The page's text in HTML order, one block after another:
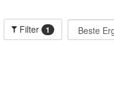
Filter 1